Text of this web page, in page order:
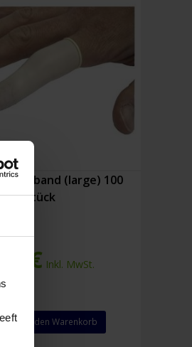
Verband (large) 100
Stück
€ Inkl. MwSt.
In den Warenkorb